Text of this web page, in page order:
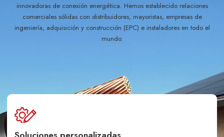
innovadoras de conexión energética. Hemos establecido relaciones
comerciales sólidas con distribuidores, mayoristas, empresas de
ingeniería, adquisición y construcción (EPC) e instaladores en todo el
mundo.